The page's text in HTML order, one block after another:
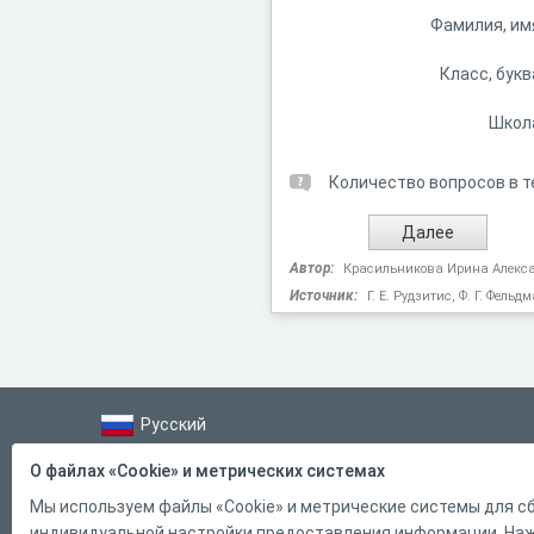
Фамилия,
Класс,
Количество вопросов в
Автор: Красильникова Ирина
Источник: Г. Е. Рудзитис, Ф. Г.
Русский
Справка
Форма обратной связи
О файлах «Cookie» и метрических системах
Мы используем файлы «Cookie» и метрические системы для